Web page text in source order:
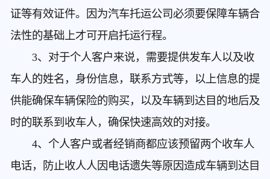
证等有效证件。因为汽车托运公司必须要保障车辆合
法性的基础上才可开启托运行程。
3、对于个人客户来说，需要提供发车人以及收
车人的姓名，身份信息，联系方式等，以上信息的提
供能确保车辆保险的购买，以及车辆到达目的地后及
时的联系到收车人，确保快速高效的对接。
4、个人客户或者经销商都应该预留两个收车人
电话，防止收人人因电话遗失等原因造成车辆到达目